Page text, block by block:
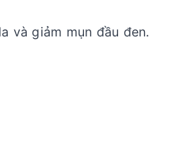
và giảm mụn đầu đen.